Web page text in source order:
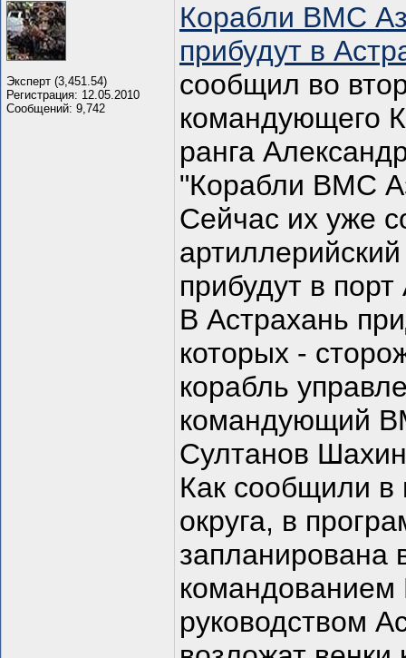
Эксперт (3,451.54)
Регистрация: 12.05.2010
Сообщений: 9,742
Корабли ВМС
прибудут в
сообщил во
командующего
ранга
"Корабли ВМС
Сейчас их уже
прибудут в
В Астрахань
которых -
корабль
командующий
Султанов
Как сообщили в
округа, в
запланирована
командованием
руководством